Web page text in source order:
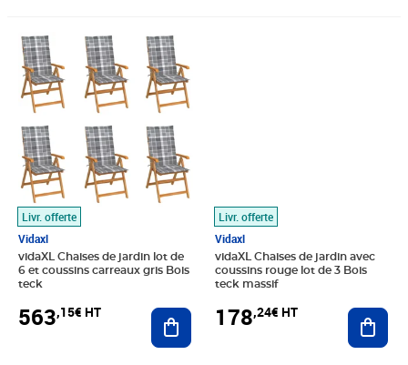
Livr. offerte
Vidaxl
vidaXL Chaises de jardin lot de
6 et coussins carreaux gris Bois
teck
563,15€ HT
Prix 563,15€ HT
Ajouter au panier
Livr. offerte
Vidaxl
vidaXL Chaises de jardin avec
coussins rouge lot de 3 Bois
teck massif
178,24€ HT